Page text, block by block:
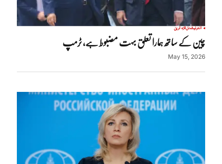
انٹرنیشنلتازہ ترین
چین کے ساتھ ہمارا تعلق بہت مضبوط ہے، ٹرمپ
May 15, 2026